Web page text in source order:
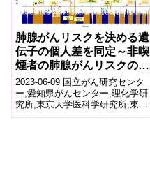
肺腺がんリスクを決める遺
伝子の個人差を同定～非喫
煙者の肺腺がんリスクの予
測に期待～
2023-06-09 国立がん研究センタ
ー,愛知県がんセンター,理化学研
究所,東京大学医科学研究所,東京
大学大学院新領域創成科学研究